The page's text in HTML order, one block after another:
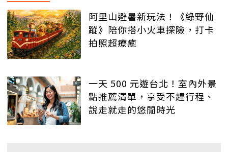
阿里山避暑新玩法！《綠野仙
蹤》陪你搭小火車探險，打卡
拍照超療癒
一天 500 元遊台北！室內外景
點推薦清單，享受不趕行程、
說走就走的悠閒時光